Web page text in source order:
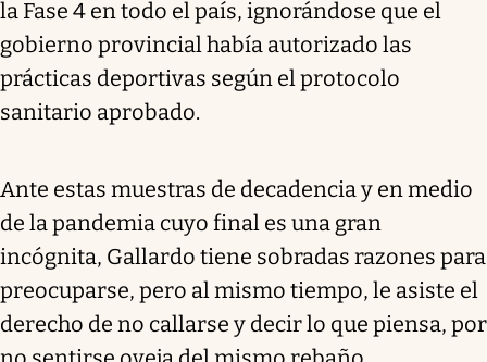
la Fase 4 en todo el país, ignorándose que el
gobierno provincial había autorizado las
prácticas deportivas según el protocolo
sanitario aprobado.
Ante estas muestras de decadencia y en medio
de la pandemia cuyo final es una gran
incógnita, Gallardo tiene sobradas razones para
preocuparse, pero al mismo tiempo, le asiste el
derecho de no callarse y decir lo que piensa, por